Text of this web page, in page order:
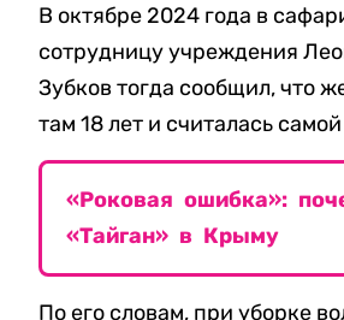
В октябре 2024 года в
сотрудницу учреждения
Зубков тогда сообщил, что
там 18 лет и считалась
«Роковая ошибка»:
«Тайган» в Крыму
По его словам, при уборке